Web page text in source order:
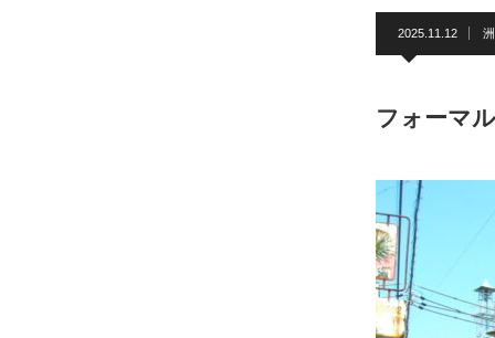
洲鎌ブロ
2025.11.12
フォーマ